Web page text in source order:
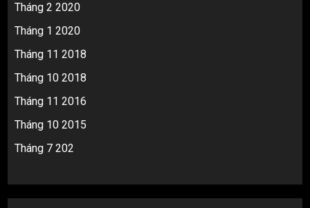
Tháng 2 2020
Tháng 1 2020
Tháng 11 2018
Tháng 10 2018
Tháng 11 2016
Tháng 10 2015
Tháng 7 202